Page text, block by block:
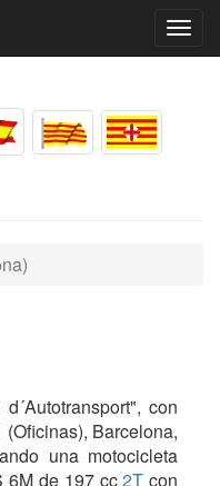
con
Barcelona,
una motocicleta
6M de 197 cc2T con